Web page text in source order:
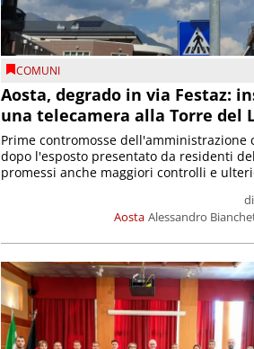
COMUNI
Aosta, degrado in via Festaz:
una telecamera alla Torre del
Aosta
di
Alessandro
Prime contromosse dell'amministrazione
dopo l'esposto presentato da residenti
promessi anche maggiori controlli e